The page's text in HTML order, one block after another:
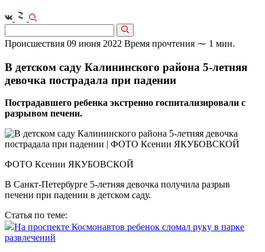
Происшествия 09 июня 2022 Время прочтения ⁓ 1 мин.
В детском саду Калининского района 5-летняя
девочка пострадала при падении
Пострадавшего ребенка экстренно госпитализировали с
разрывом печени.
ФОТО Ксении ЯКУБОВСКОЙ
В Санкт-Петербурге 5-летняя девочка получила разрыв
печени при падении в детском саду.
Статья по теме:
На проспекте Космонавтов ребенок сломал руку в парке
развлечений